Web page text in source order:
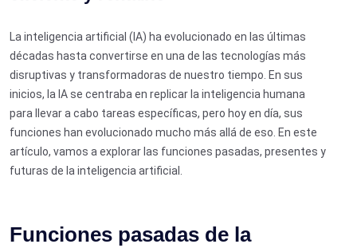
La inteligencia artificial (IA) ha evolucionado en las últimas
décadas hasta convertirse en una de las tecnologías más
disruptivas y transformadoras de nuestro tiempo. En sus
inicios, la IA se centraba en replicar la inteligencia humana
para llevar a cabo tareas específicas, pero hoy en día, sus
funciones han evolucionado mucho más allá de eso. En este
artículo, vamos a explorar las funciones pasadas, presentes y
futuras de la inteligencia artificial.
Funciones pasadas de la